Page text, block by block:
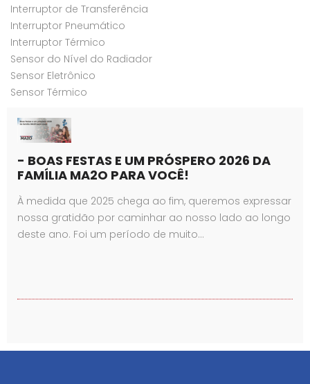
Interruptor de Transferência
Interruptor Pneumático
Interruptor Térmico
Sensor do Nível do Radiador
Sensor Eletrônico
Sensor Térmico
- BOAS FESTAS E UM PRÓSPERO 2026 DA
FAMÍLIA MA2O PARA VOCÊ!
À medida que 2025 chega ao fim, queremos expressar
nossa gratidão por caminhar ao nosso lado ao longo
deste ano. Foi um período de muito…